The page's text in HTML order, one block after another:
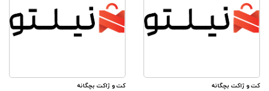
کت و ژاکت بچگانه کت و ژاکت بچگانه